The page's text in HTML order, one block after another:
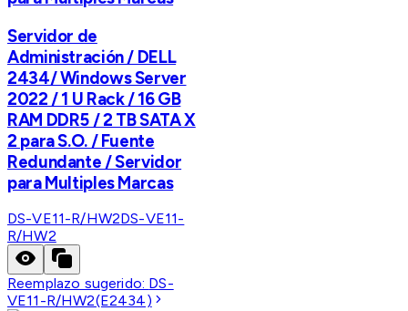
Servidor de
Administración / DELL
2434/ Windows Server
2022 / 1 U Rack / 16 GB
RAM DDR5 / 2 TB SATA X
2 para S.O. / Fuente
Redundante / Servidor
para Multiples Marcas
DS-VE11-R/HW2DS-VE11-
R/HW2
Reemplazo sugerido: DS-
VE11-R/HW2(E2434)